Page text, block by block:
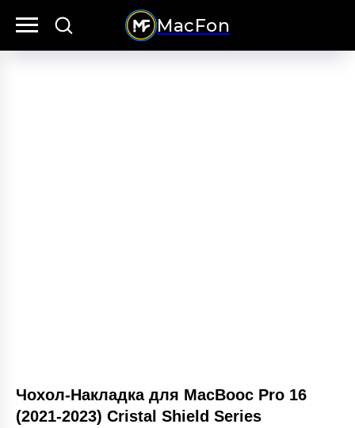
MacFon
Чохол-Накладка для MacBooc Pro 16
(2021-2023) Cristal Shield Series